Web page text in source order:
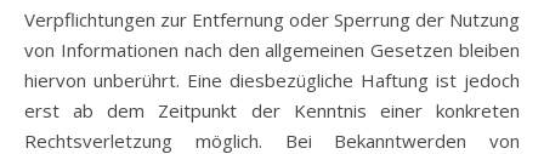
Verpflichtungen zur Entfernung oder Sperrung der Nutzung
von Informationen nach den allgemeinen Gesetzen bleiben
hiervon unberührt. Eine diesbezügliche Haftung ist jedoch
erst ab dem Zeitpunkt der Kenntnis einer konkreten
Rechtsverletzung möglich. Bei Bekanntwerden von